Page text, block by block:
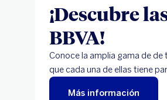
¡Descubre
BBVA!
Conoce la amplia gama de
que cada una de ellas tiene
Más información